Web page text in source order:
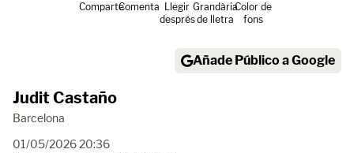
ComparteComenta Llegir
després
Grandària
de lletra
Color de
fons
Añade Público a Google
Judit Castaño
Barcelona
01/05/2026 20:36